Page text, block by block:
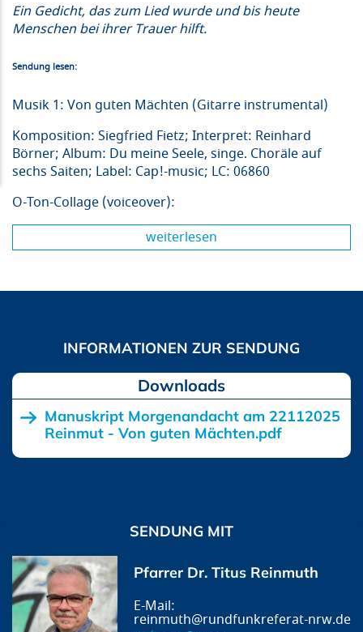
Ein Gedicht, das zum Lied wurde und bis heute
Menschen bei ihrer Trauer hilft.
Sendung lesen:
Musik 1: Von guten Mächten (Gitarre instrumental)
Komposition: Siegfried Fietz; Interpret: Reinhard
Börner; Album: Du meine Seele, singe. Choräle auf
sechs Saiten; Label: Cap!-music; LC: 06860
O-Ton-Collage (voiceover):
weiterlesen
Downloads
Manuskript Morgenandacht am 22112025
Reinmut - Von guten Mächten.pdf
SENDUNG MIT
Pfarrer Dr. Titus Reinmuth
reinmuth@rundfunkreferat-nrw.de